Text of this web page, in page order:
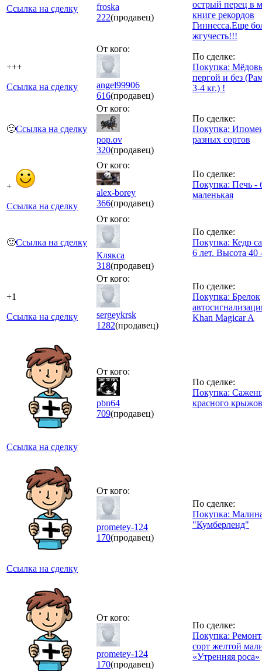
Ссылка на сделку
froska
222(продавец)
острый перец в
книге рекордов
Гиннесса.Eще
жгучесть!!!
+++
Ссылка на сделку
От кого:
angel99906
616(продавец)
По сделке:
Покупка:
пергой и без
3-4 кг.) !
🙂Ссылка на сделку
От кого:
pop.ov
320(продавец)
По сделке:
Покупка:
разных сортов
+
Ссылка на сделку
От кого:
alex-borey
366(продавец)
По сделке:
Покупка: Печь -
маленькая
🙂Ссылка на сделку
От кого:
Клякса
318(продавец)
По сделке:
Покупка: Кедр
6 лет. Высота 40
+1
Ссылка на сделку
От кого:
sergeykrsk
1282(продавец)
По сделке:
Покупка: Брелок
Khan Magicar A
Ссылка на сделку
От кого:
pbn64
709(продавец)
По сделке:
Покупка:
красного
Ссылка на сделку
От кого:
prometey-124
170(продавец)
По сделке:
Покупка:
"Кумберленд"
От кого:
prometey-124
170(продавец)
По сделке:
Покупка:
сорт желтой
«Утренняя роса»